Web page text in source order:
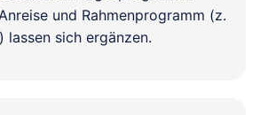
und Rahmenprogramm (z.
lassen sich ergänzen.